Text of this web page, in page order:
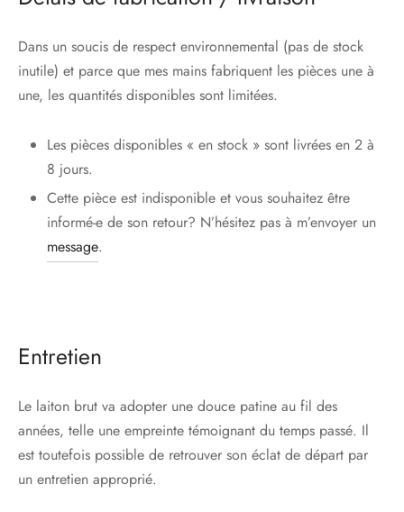
Dans un soucis de respect environnemental (pas de stock
inutile) et parce que mes mains fabriquent les pièces une à
une, les quantités disponibles sont limitées.
Les pièces disponibles « en stock » sont livrées en 2 à
8 jours.
Cette pièce est indisponible et vous souhaitez être
informé-e de son retour? N’hésitez pas à m’envoyer un
message.
Entretien
Le laiton brut va adopter une douce patine au fil des
années, telle une empreinte témoignant du temps passé. Il
est toutefois possible de retrouver son éclat de départ par
un entretien approprié.